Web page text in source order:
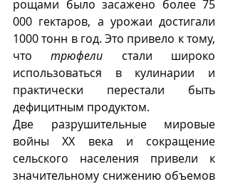
рощами было засажено более 75
000 гектаров, а урожаи достигали
1000 тонн в год. Это привело к тому,
что трюфели стали широко
использоваться в кулинарии и
практически перестали быть
дефицитным продуктом.
Две разрушительные мировые
войны ХХ века и сокращение
сельского населения привели к
значительному снижению объемов